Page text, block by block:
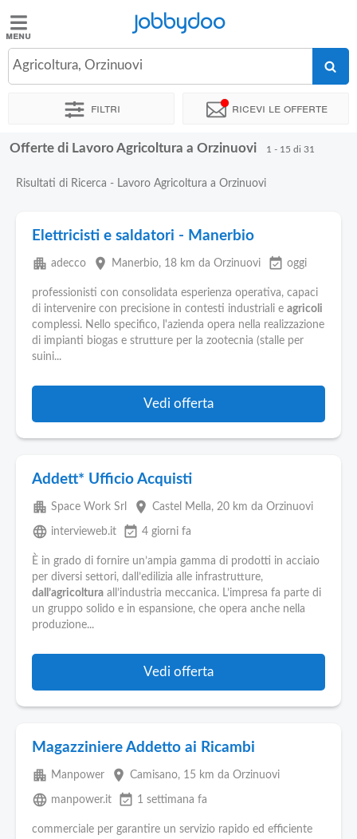
Jobbydoo
Offerte
Stipendi
Blog
Pubblica
Area
Aziende
Jobbydoo
Agricoltura, Orzinuovi
Filtri Ricevi le offerte
Offerte di Lavoro Agricoltura a Orzinuovi 1 - 15 di 31
Risultati di Ricerca - Lavoro Agricoltura a Orzinuovi
Elettricisti e saldatori - Manerbio
apartment adecco place Manerbio, 18 km da Orzinuovi event_available oggi
professionisti con consolidata esperienza operativa, capaci
di intervenire con precisione in contesti industriali e agricoli
complessi. Nello specifico, l'azienda opera nella realizzazione
di impianti biogas e strutture per la zootecnia (stalle per
suini...
Vedi offerta
Addett* Ufficio Acquisti
apartment Space Work Srl place Castel Mella, 20 km da Orzinuovi
language intervieweb.it event_available 4 giorni fa
È in grado di fornire un’ampia gamma di prodotti in acciaio
per diversi settori, dall’edilizia alle infrastrutture,
dall’agricoltura all’industria meccanica. L’impresa fa parte di
un gruppo solido e in espansione, che opera anche nella
produzione...
Vedi offerta
Magazziniere Addetto ai Ricambi
apartment Manpower place Camisano, 15 km da Orzinuovi
language manpower.it event_available 1 settimana fa
commerciale per garantire un servizio rapido ed efficiente